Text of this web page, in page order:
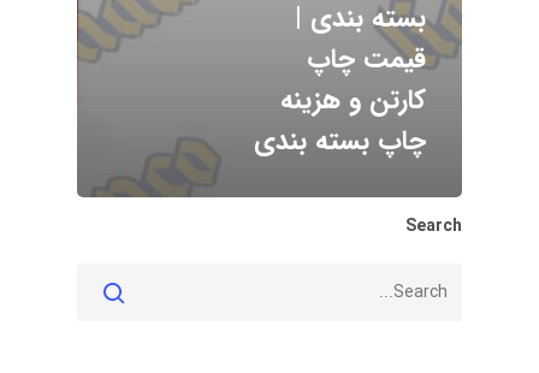
بسته بندی |
قیمت چاپ
کارتن و هزینه
چاپ بسته بندی
Search